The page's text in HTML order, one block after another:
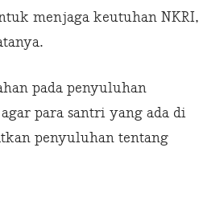
menjaga keutuhan NKRI,
pada penyuluhan
para santri yang ada di
penyuluhan tentang